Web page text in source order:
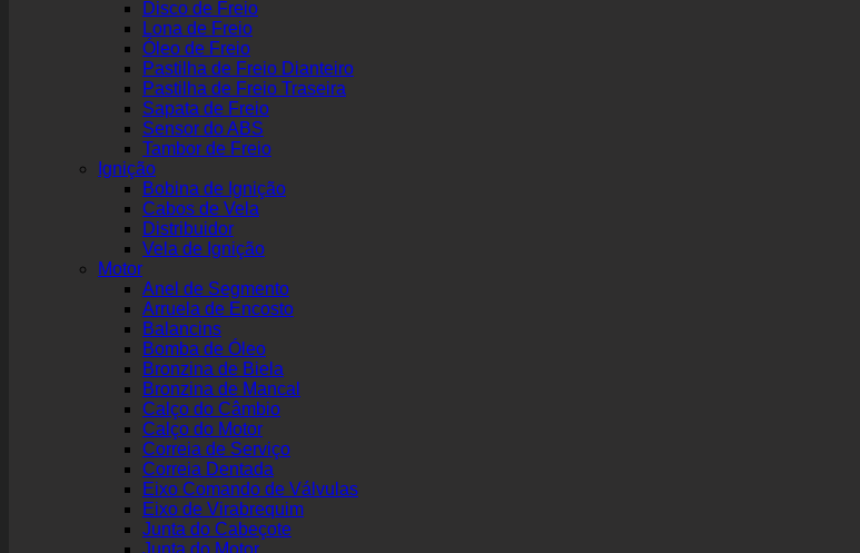
Disco de Freio
Lona de Freio
Óleo de Freio
Pastilha de Freio Dianteiro
Pastilha de Freio Traseira
Sapata de Freio
Sensor do ABS
Tambor de Freio
Ignição
Bobina de Ignição
Cabos de Vela
Distribuidor
Vela de Ignição
Motor
Anel de Segmento
Arruela de Encosto
Balancins
Bomba de Óleo
Bronzina de Biela
Bronzina de Mancal
Calço do Câmbio
Calço do Motor
Correia de Serviço
Correia Dentada
Eixo Comando de Válvulas
Eixo de Virabrequim
Junta do Cabeçote
Junta do Motor